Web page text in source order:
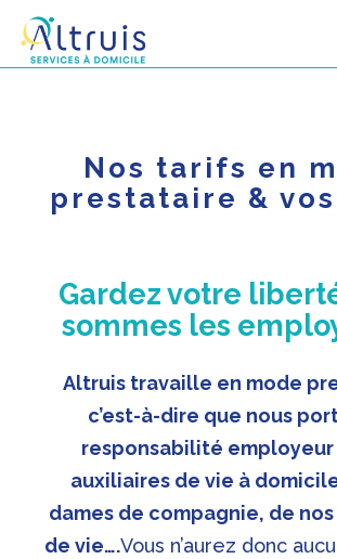
Skip
Nos tarifs en
prestataire &
Gardez votre
sommes les
Altruis travaille en mode
c’est-à-dire que nous
responsabilité employeur
auxiliaires de vie à
dames de compagnie, de
de vie….Vous n’aurez donc